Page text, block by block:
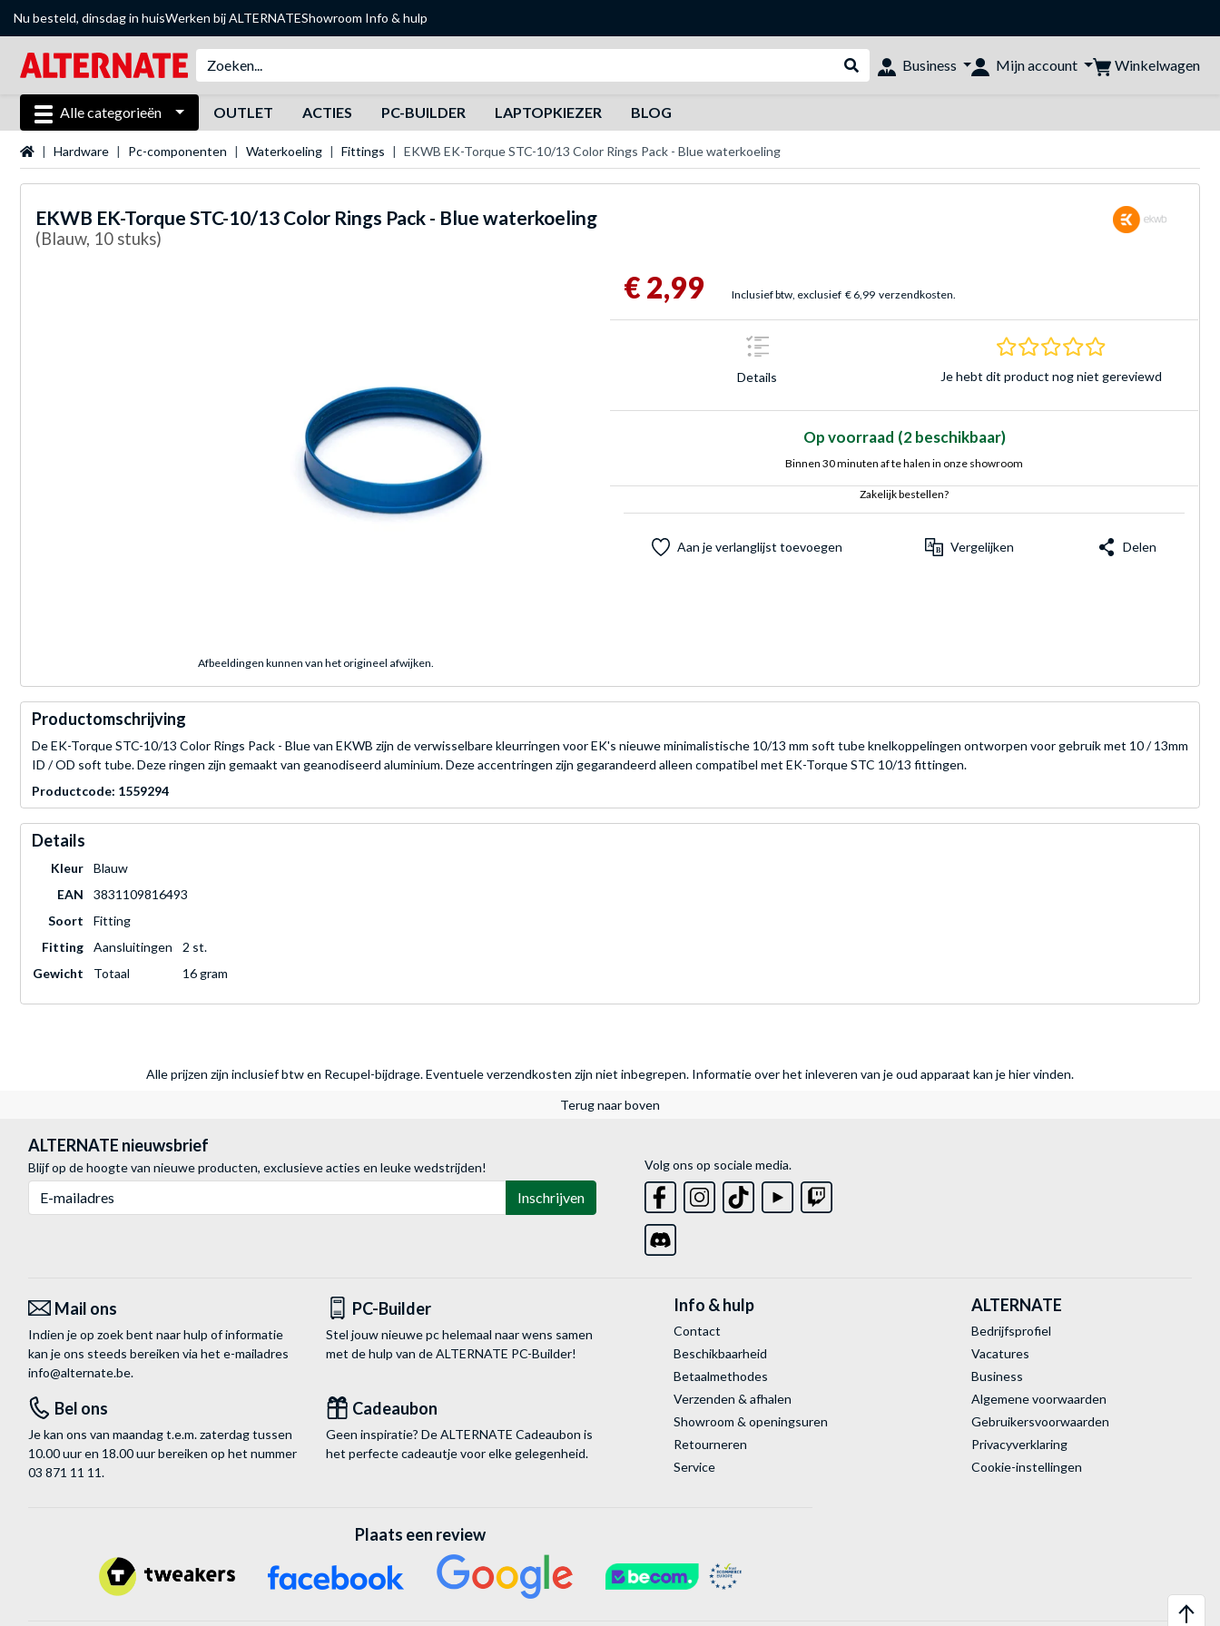
Nu besteld, dinsdag in huisWerken bij ALTERNATEShowroom Info & hulp
Webshop doorzoeken
Business Mijn account Winkelwagen
Alle categorieën OUTLET ACTIES PC-BUILDER LAPTOPKIEZER BLOG
Startpagina
Hardware Pc-componenten Waterkoeling Fittings EKWB EK-Torque STC-10/13 Color Rings Pack - Blue waterkoeling
EKWB EK-Torque STC-10/13 Color Rings Pack - Blue waterkoeling
(Blauw, 10 stuks)
Afbeeldingen kunnen van het origineel afwijken.
€ 2,99 Inclusief btw, exclusief € 6,99 verzendkosten.
Details
0.0 sterren
Je hebt dit product nog niet gereviewd
Op voorraad (2 beschikbaar)
Binnen 30 minuten af te halen in onze showroom
Zakelijk bestellen?
Aan je verlanglijst toevoegen Vergelijken Delen
Productomschrijving
De EK-Torque STC-10/13 Color Rings Pack - Blue van EKWB zijn de verwisselbare kleurringen voor EK's nieuwe minimalistische 10/13 mm soft tube knelkoppelingen ontworpen voor gebruik met 10 / 13mm
ID / OD soft tube. Deze ringen zijn gemaakt van geanodiseerd aluminium. Deze accentringen zijn gegarandeerd alleen compatibel met EK-Torque STC 10/13 fittingen.
Productcode: 1559294
Details
Kleur
Blauw
EAN
3831109816493
Soort
Fitting
Fitting
Aansluitingen
2 st.
Gewicht
Totaal 16 gram
Alle prijzen zijn inclusief btw en Recupel-bijdrage. Eventuele verzendkosten zijn niet inbegrepen. Informatie over het inleveren van je oud apparaat kan je hier vinden.
Terug naar boven
ALTERNATE nieuwsbrief
Blijf op de hoogte van nieuwe producten, exclusieve acties en leuke wedstrijden!
Inschrijven
Volg ons op sociale media.
Mail ons
Indien je op zoek bent naar hulp of informatie
kan je ons steeds bereiken via het e-mailadres
info@alternate.be.
PC-Builder
Stel jouw nieuwe pc helemaal naar wens samen
met de hulp van de ALTERNATE PC-Builder!
Bel ons
Je kan ons van maandag t.e.m. zaterdag tussen
10.00 uur en 18.00 uur bereiken op het nummer
03 871 11 11.
Cadeaubon
Geen inspiratie? De ALTERNATE Cadeaubon is
het perfecte cadeautje voor elke gelegenheid.
Info & hulp
Contact
Beschikbaarheid
Betaalmethodes
Verzenden & afhalen
Showroom & openingsuren
Retourneren
Service
ALTERNATE
Bedrijfsprofiel
Vacatures
Business
Algemene voorwaarden
Gebruikersvoorwaarden
Privacyverklaring
Cookie-instellingen
Plaats een review